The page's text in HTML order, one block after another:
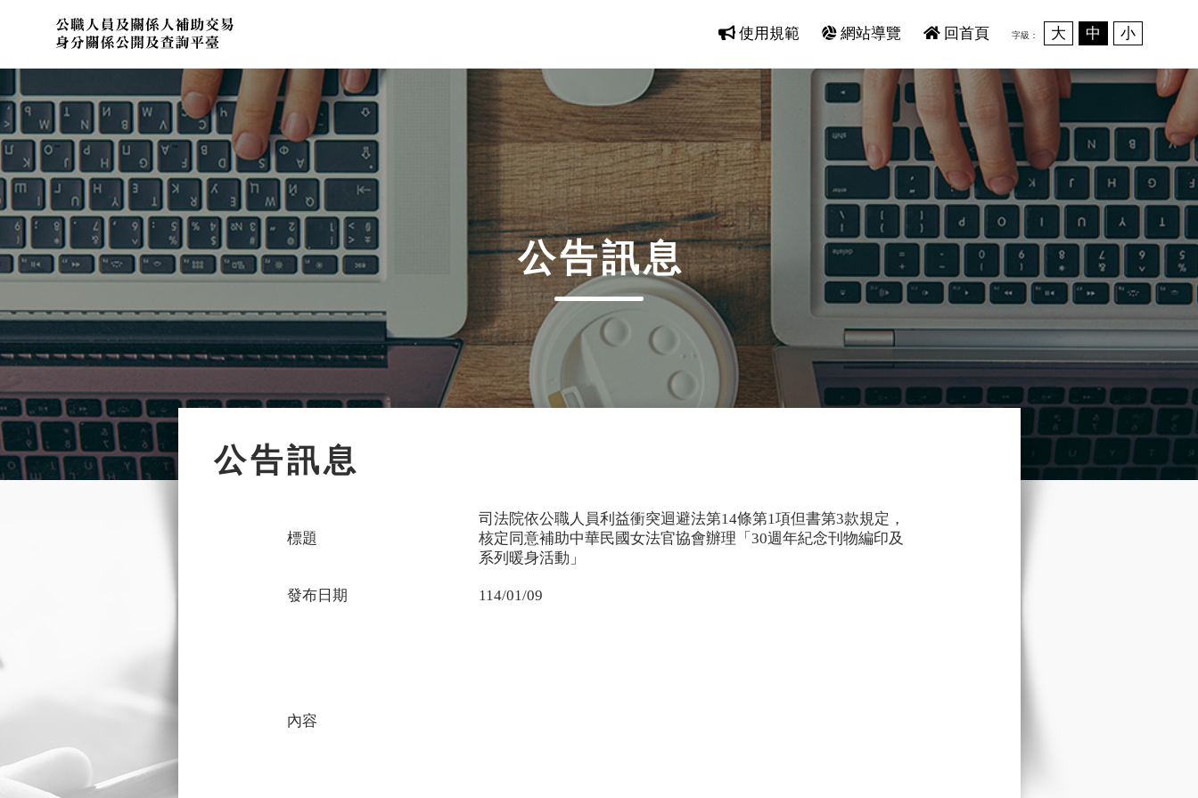
使用規範 網站導覽 回首頁 字級： 大 中 小
公告訊息
公告訊息
標題
司法院依公職人員利益衝突迴避法第14條第1項但書第3款規定，
核定同意補助中華民國女法官協會辦理「30週年紀念刊物編印及
系列暖身活動」
發布日期 114/01/09
內容